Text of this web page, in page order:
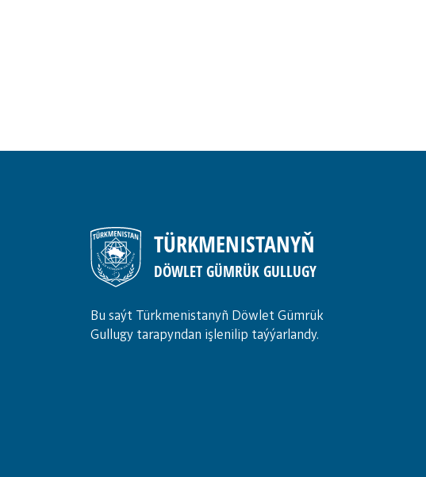
TÜRKMENISTANYŇ
DÖWLET GÜMRÜK GULLUGY
Bu saýt Türkmenistanyñ Döwlet Gümrük
Gullugy tarapyndan işlenilip taýýarlandy.